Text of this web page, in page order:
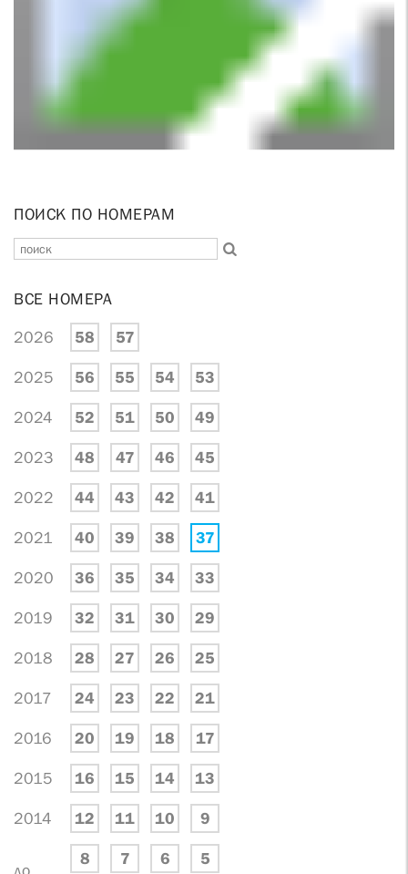
ПОИСК ПО НОМЕРАМ
ВСЕ НОМЕРА
2026 58 57
2025 56 55 54 53
2024 52 51 50 49
2023 48 47 46 45
2022 44 43 42 41
2021 40 39 38 37
2020 36 35 34 33
2019 32 31 30 29
2018 28 27 26 25
2017 24 23 22 21
2016 20 19 18 17
2015 16 15 14 13
2014 12 11 10 9
8 7 6 5